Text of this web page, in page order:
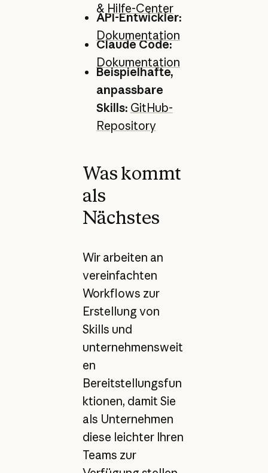
& Hilfe-Center
API-Entwickler:
Dokumentation
Claude Code:
Dokumentation
Beispielhafte,
anpassbare
Skills: GitHub-
Repository
Was kommt
als
Nächstes
Wir arbeiten an
vereinfachten
Workflows zur
Erstellung von
Skills und
unternehmensweit
en
Bereitstellungsfun
ktionen, damit Sie
als Unternehmen
diese leichter Ihren
Teams zur